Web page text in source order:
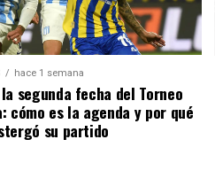
hace 1 semana
segunda fecha del Torneo
cómo es la agenda y por qué
su partido